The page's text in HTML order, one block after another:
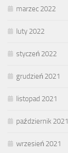
marzec 2022
luty 2022
styczeń 2022
grudzień 2021
listopad 2021
październik 2021
wrzesień 2021